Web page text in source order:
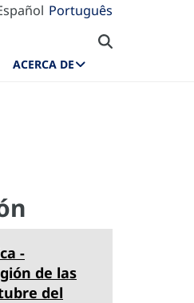
Português
ACERCA DE
-
de las
del